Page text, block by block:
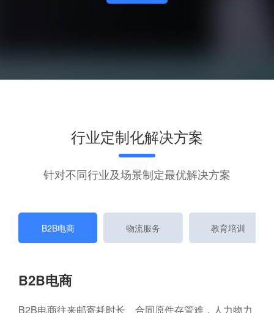
行业定制化解决方案
针对不同行业及场景制定最优解决方案
B2B电商 物流服务 教育培训
B2B电商
B2B电商往来邮寄耗时长、合同原件存管难，人力物力